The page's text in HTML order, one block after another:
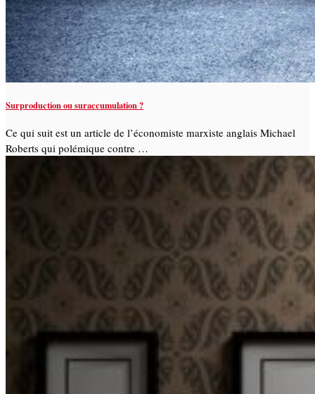
Surproduction ou suraccumulation ?
Ce qui suit est un article de l’économiste marxiste anglais Michael
Roberts qui polémique contre …